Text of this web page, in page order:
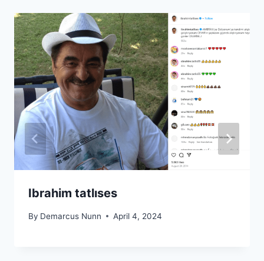
Ibrahim tatlıses
By Demarcus Nunn April 4, 2024